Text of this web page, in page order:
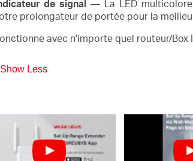
de signal — La LED
prolongateur de portée pour la
avec n'importe quel routeur/
Show Less